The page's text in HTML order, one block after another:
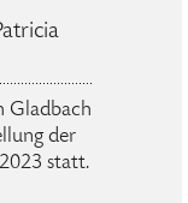
Gladbach
der
statt.